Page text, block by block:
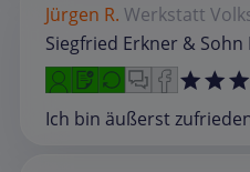
Jürgen R. Werkstatt
Siegfried Erkner &
Ich bin äußerst